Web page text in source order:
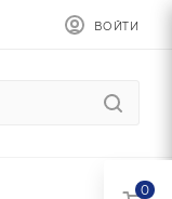
ВОЙТИ
0